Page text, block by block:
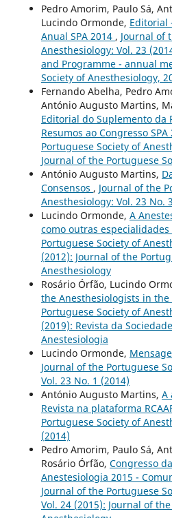
Pedro Amorim, Paulo Sá,
Lucindo Ormonde, Editorial
Anual SPA 2014 , Journal of
Anesthesiology: Vol. 23
and Programme - annual
Society of Anesthesiology,
Fernando Abelha, Pedro
António Augusto Martins,
Editorial do Suplemento da
Resumos ao Congresso SPA
Portuguese Society of
Journal of the Portuguese
António Augusto Martins,
Consensos , Journal of the
Anesthesiology: Vol. 23 No.
Lucindo Ormonde, A
como outras especialidades
Portuguese Society of
(2012): Journal of the
Anesthesiology
Rosário Órfão, Lucindo
the Anesthesiologists in
Portuguese Society of
(2019): Revista da
Anestesiologia
Lucindo Ormonde,
Journal of the Portuguese
Vol. 23 No. 1 (2014)
António Augusto Martins, A
Revista na plataforma
Portuguese Society of
(2014)
Pedro Amorim, Paulo Sá,
Rosário Órfão, Congresso
Anestesiologia 2015 -
Journal of the Portuguese
Vol. 24 (2015): Journal of